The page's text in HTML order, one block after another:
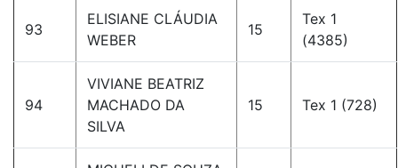
93
ELISIANE CLÁUDIA
WEBER
15
Tex 1
(4385)
94
VIVIANE BEATRIZ
MACHADO DA
SILVA
15 Tex 1 (728)